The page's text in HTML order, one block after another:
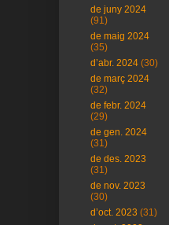
de juny 2024
(91)
de maig 2024
(35)
d’abr. 2024 (30)
de març 2024
(32)
de febr. 2024
(29)
de gen. 2024
(31)
de des. 2023
(31)
de nov. 2023
(30)
d’oct. 2023 (31)